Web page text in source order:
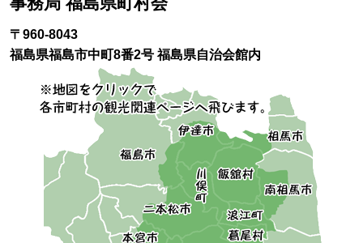
〒960-8043
福島県福島市中町8番2号 福島県自治会館内